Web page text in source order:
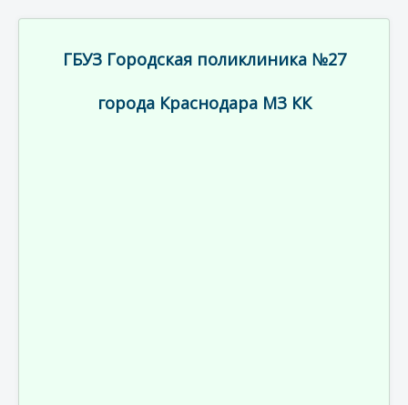
ГБУЗ Городская поликлиника №27
города Краснодара МЗ КК